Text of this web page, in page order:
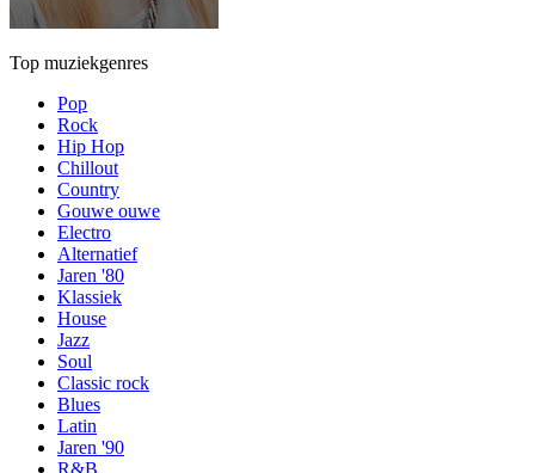
Top muziekgenres
Pop
Rock
Hip Hop
Chillout
Country
Gouwe ouwe
Electro
Alternatief
Jaren '80
Klassiek
House
Jazz
Soul
Classic rock
Blues
Latin
Jaren '90